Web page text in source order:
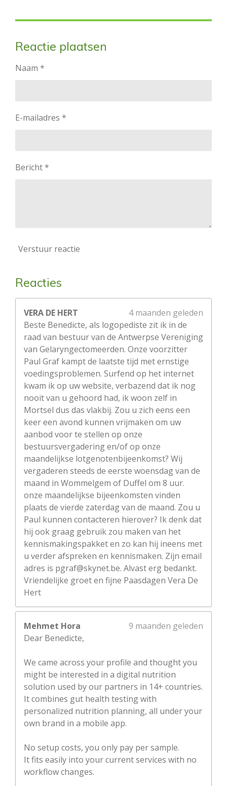
Reactie plaatsen
Naam *
E-mailadres *
Bericht *
Verstuur reactie
Reacties
VERA DE HERT
4 maanden geleden
Beste Benedicte, als logopediste zit ik in de
raad van bestuur van de Antwerpse Vereniging
van Gelaryngectomeerden. Onze voorzitter
Paul Graf kampt de laatste tijd met ernstige
voedingsproblemen. Surfend op het internet
kwam ik op uw website, verbazend dat ik nog
nooit van u gehoord had, ik woon zelf in
Mortsel dus das vlakbij. Zou u zich eens een
keer een avond kunnen vrijmaken om uw
aanbod voor te stellen op onze
bestuursvergadering en/of op onze
maandelijkse lotgenotenbijeenkomst? Wij
vergaderen steeds de eerste woensdag van de
maand in Wommelgem of Duffel om 8 uur.
onze maandelijkse bijeenkomsten vinden
plaats de vierde zaterdag van de maand. Zou u
Paul kunnen contacteren hierover? Ik denk dat
hij ook graag gebruik zou maken van het
kennismakingspakket en zo kan hij ineens met
u verder afspreken en kennismaken. Zijn email
adres is pgraf@skynet.be. Alvast erg bedankt.
Vriendelijke groet en fijne Paasdagen Vera De
Hert
Mehmet Hora
9 maanden geleden
Dear Benedicte,
We came across your profile and thought you
might be interested in a digital nutrition
solution used by our partners in 14+ countries.
It combines gut health testing with
personalized nutrition planning, all under your
own brand in a mobile app.
No setup costs, you only pay per sample.
It fits easily into your current services with no
workflow changes.